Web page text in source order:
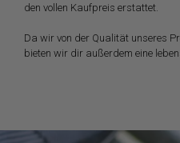
den vollen Kaufpreis erstattet.
Da wir von der Qualität unseres
bieten wir dir außerdem eine